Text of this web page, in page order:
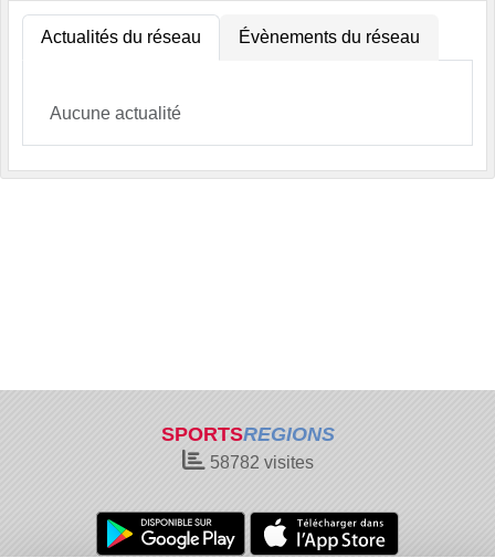
Actualités du réseau Évènements du réseau
Aucune actualité
SPORTSREGIONS
58782 visites